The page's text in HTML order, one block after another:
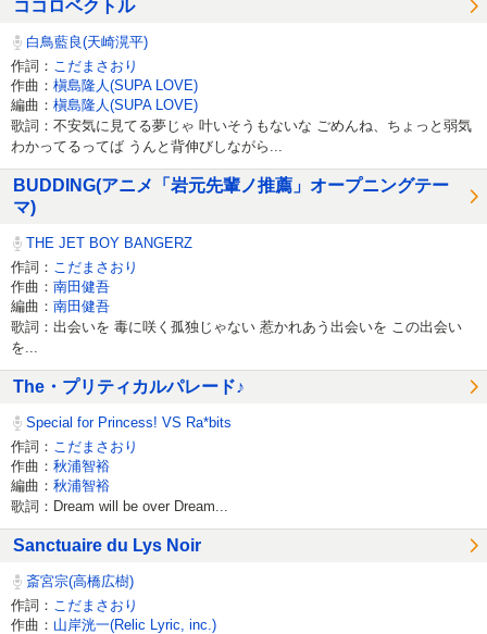
ココロベクトル
白鳥藍良(天崎滉平)
作詞： こだまさおり
作曲： 槇島隆人(SUPA LOVE)
編曲： 槇島隆人(SUPA LOVE)
歌詞：不安気に見てる夢じゃ 叶いそうもないな ごめんね、ちょっと弱気
わかってるってば うんと背伸びしながら...
BUDDING(アニメ「岩元先輩ノ推薦」オープニングテー
マ)
THE JET BOY BANGERZ
作詞： こだまさおり
作曲： 南田健吾
編曲： 南田健吾
歌詞：出会いを 毒に咲く孤独じゃない 惹かれあう出会いを この出会い
を...
The・プリティカルパレード♪
Special for Princess! VS Ra*bits
作詞： こだまさおり
作曲： 秋浦智裕
編曲： 秋浦智裕
歌詞：Dream will be over Dream...
Sanctuaire du Lys Noir
斎宮宗(高橋広樹)
作詞： こだまさおり
作曲： 山岸洸一(Relic Lyric, inc.)